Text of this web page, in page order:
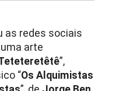
as redes sociais
arte
”,
“Os Alquimistas